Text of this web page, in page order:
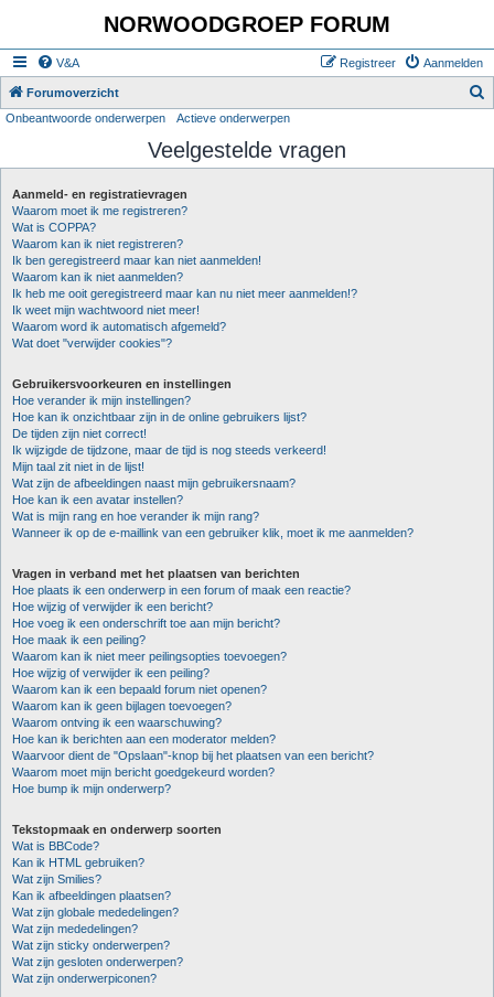
NORWOODGROEP FORUM
V&A Aanmelden
Registreer
Forumoverzicht
k
Onbeantwoorde onderwerpen Actieve onderwerpen
Veelgestelde vragen
Aanmeld- en registratievragen
Waarom moet ik me registreren?
Wat is COPPA?
Waarom kan ik niet registreren?
Ik ben geregistreerd maar kan niet aanmelden!
Waarom kan ik niet aanmelden?
Ik heb me ooit geregistreerd maar kan nu niet meer aanmelden!?
Ik weet mijn wachtwoord niet meer!
Waarom word ik automatisch afgemeld?
Wat doet "verwijder cookies"?
Gebruikersvoorkeuren en instellingen
Hoe verander ik mijn instellingen?
Hoe kan ik onzichtbaar zijn in de online gebruikers lijst?
De tijden zijn niet correct!
Ik wijzigde de tijdzone, maar de tijd is nog steeds verkeerd!
Mijn taal zit niet in de lijst!
Wat zijn de afbeeldingen naast mijn gebruikersnaam?
Hoe kan ik een avatar instellen?
Wat is mijn rang en hoe verander ik mijn rang?
Wanneer ik op de e-maillink van een gebruiker klik, moet ik me aanmelden?
Vragen in verband met het plaatsen van berichten
Hoe plaats ik een onderwerp in een forum of maak een reactie?
Hoe wijzig of verwijder ik een bericht?
Hoe voeg ik een onderschrift toe aan mijn bericht?
Hoe maak ik een peiling?
Waarom kan ik niet meer peilingsopties toevoegen?
Hoe wijzig of verwijder ik een peiling?
Waarom kan ik een bepaald forum niet openen?
Waarom kan ik geen bijlagen toevoegen?
Waarom ontving ik een waarschuwing?
Hoe kan ik berichten aan een moderator melden?
Waarvoor dient de "Opslaan"-knop bij het plaatsen van een bericht?
Waarom moet mijn bericht goedgekeurd worden?
Hoe bump ik mijn onderwerp?
Tekstopmaak en onderwerp soorten
Wat is BBCode?
Kan ik HTML gebruiken?
Wat zijn Smilies?
Kan ik afbeeldingen plaatsen?
Wat zijn globale mededelingen?
Wat zijn mededelingen?
Wat zijn sticky onderwerpen?
Wat zijn gesloten onderwerpen?
Wat zijn onderwerpiconen?